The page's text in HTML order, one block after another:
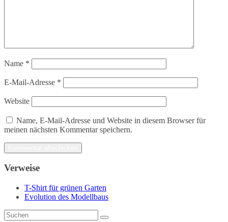
Name *
E-Mail-Adresse *
Website
Name, E-Mail-Adresse und Website in diesem Browser für
meinen nächsten Kommentar speichern.
Verweise
T-Shirt für grünen Garten
Evolution des Modellbaus